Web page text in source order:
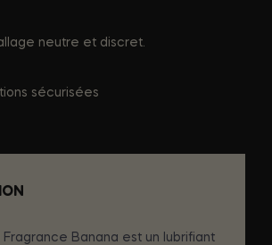
neutre et discret.
sécurisées
Fragrance Banana est un lubrifiant